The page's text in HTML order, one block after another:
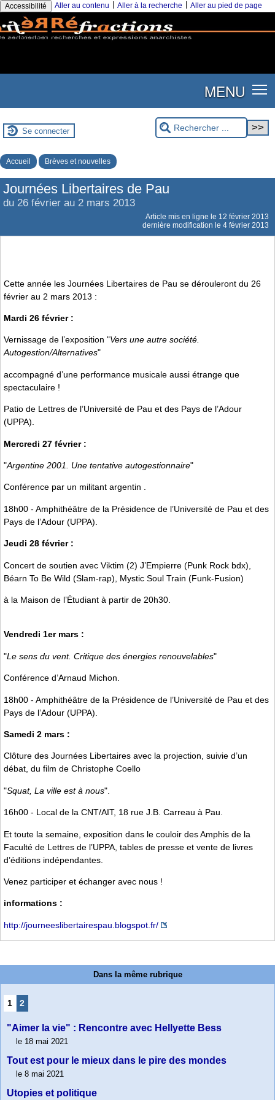
Accessibilité Aller au contenu Aller à la recherche Aller au pied de page
MENU
Se connecter
Accueil Brèves et nouvelles
Journées Libertaires de Pau
du 26 février au 2 mars 2013
Article mis en ligne le 12 février 2013
dernière modification le 4 février 2013
Cette année les Journées Libertaires de Pau se dérouleront du 26
février au 2 mars 2013 :
Mardi 26 février :
Vernissage de l’exposition "Vers une autre société.
Autogestion/Alternatives"
accompagné d’une performance musicale aussi étrange que
spectaculaire !
Patio de Lettres de l’Université de Pau et des Pays de l’Adour
(UPPA).
Mercredi 27 février :
"Argentine 2001. Une tentative autogestionnaire"
Conférence par un militant argentin .
18h00 - Amphithéâtre de la Présidence de l’Université de Pau et des
Pays de l’Adour (UPPA).
Jeudi 28 février :
Concert de soutien avec Viktim (2) J’Empierre (Punk Rock bdx),
Béarn To Be Wild (Slam-rap), Mystic Soul Train (Funk-Fusion)
à la Maison de l’Étudiant à partir de 20h30.
Vendredi 1er mars :
"Le sens du vent. Critique des énergies renouvelables"
Conférence d’Arnaud Michon.
18h00 - Amphithéâtre de la Présidence de l’Université de Pau et des
Pays de l’Adour (UPPA).
Samedi 2 mars :
Clôture des Journées Libertaires avec la projection, suivie d’un
débat, du film de Christophe Coello
"Squat, La ville est à nous".
16h00 - Local de la CNT/AIT, 18 rue J.B. Carreau à Pau.
Et toute la semaine, exposition dans le couloir des Amphis de la
Faculté de Lettres de l’UPPA, tables de presse et vente de livres
d’éditions indépendantes.
Venez participer et échanger avec nous !
informations :
http://journeeslibertairespau.blogspot.fr/
Dans la même rubrique
1 2
"Aimer la vie" : Rencontre avec Hellyette Bess
le 18 mai 2021
Tout est pour le mieux dans le pire des mondes
le 8 mai 2021
Utopies et politique